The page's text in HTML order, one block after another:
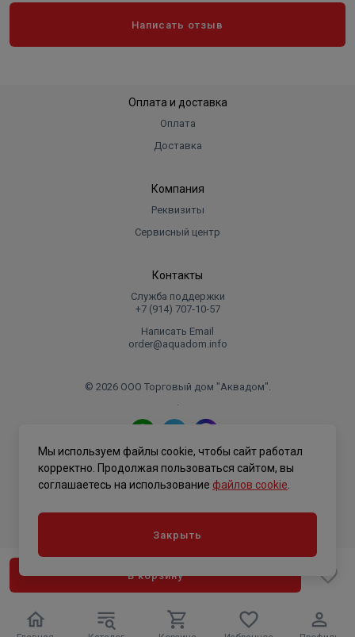
В корзину
Написать отзыв
Оплата и доставка
Оплата
Доставка
Компания
Реквизиты
Сервисный центр
Контакты
Служба поддержки
+7 (914) 707‑10‑57
Написать Email
order@aquadom.info
© 2026 ООО Торговый дом "Аквадом".
.
Политика конфиденциальности
Мы используем файлы cookie, чтобы сайт работал
корректно. Продолжая пользоваться сайтом, вы
соглашаетесь на использование файлов cookie
Закрыть